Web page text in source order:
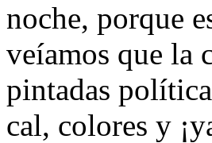
noche, porque
veíamos que la
pintadas
cal, colores y